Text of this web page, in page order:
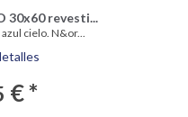
30x60 revesti...
cielo. N&or...
€ *